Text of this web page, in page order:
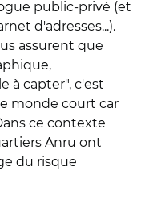
public-privé (et
d'adresses...).
assurent que
à capter", c'est
monde court car
ce contexte
Anru ont
du risque